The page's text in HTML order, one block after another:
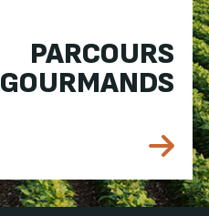
PARCOURS
GOURMANDS